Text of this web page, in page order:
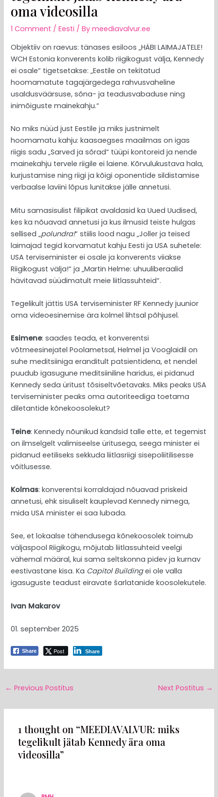
oma videosilla
1 Comment /Eesti / Bymeediavalvur.ee
Objektiiv on raevus: tänases esiloos „HÄBI LAIMAJATELE!
WCH Estonia konverents kolib riigikogust välja, Kennedy
ei osale“ tigetsetakse: „Eestile on tekitatud
hoomamatute tagajärgedega rahvusvaheline
usaldusväärsuse, sõna- ja teadusvabaduse ning
inimõiguste mainekahju.“
No miks nüüd just Eestile ja miks justnimelt
hoomamatu kahju: kaasaegses maailmas on igas
riigis sadu „Sarved ja sõrad“ tüüpi kontoreid ja nende
mainekahju tervele riigile ei laiene. Kõrvulukustava hala,
kurjustamise ning riigi ja kõigi oponentide sildistamise
verbaalse laviini lõpus lunitakse jälle annetusi.
Mitu samasisulist filipikat avaldasid ka Uued Uudised,
kes ka nõuavad annetusi ja kus ilmusid teiste hulgas
sellised „polundra!“ stiilis lood nagu „Joller ja teised
laimajad tegid korvamatut kahju Eesti ja USA suhetele:
USA terviseminister ei osale ja konverents viiakse
Riigikogust välja!“ ja „Martin Helme: uhuuliberaalid
hävitavad süüdimatult meie liitlassuhteid“.
Tegelikult jättis USA terviseminister RF Kennedy juunior
oma videoesinemise ära kolmel lihtsal põhjusel.
Esimene: saades teada, et konverentsi
võtmeesinejatel Poolametsal, Helmel ja Vooglaidil on
suhe meditsiiniga eranditult patsientidena, et nendel
puudub igasugune meditsiiniline haridus, ei pidanud
Kennedy seda üritust tõsiseltvõetavaks. Miks peaks USA
terviseminister peaks oma autoriteediga toetama
diletantide kõnekoosolekut?
Teine: Kennedy nõunikud kandsid talle ette, et tegemist
on ilmselgelt valimiseelse üritusega, seega minister ei
pidanud eetiliseks sekkuda liitlasriigi sisepoliitilisesse
võitlusesse.
Kolmas: konverentsi korraldajad nõuavad priskeid
annetusi, ehk sisuliselt kauplevad Kennedy nimega,
mida USA minister ei saa lubada.
See, et lokaalse tähendusega kõnekoosolek toimub
väljaspool Riigikogu, mõjutab liitlassuhteid veelgi
vähemal määral, kui sama seltskonna pidev ja kurnav
eestivastane kisa. Ka Capitol Buildingei ole valla
igasuguste teadust eiravate šarlatanide koosolekutele.
Ivan Makarov
01. september 2025
Share Post Share
← Previous Postitus Next Postitus →
1 thought on “MEEDIAVALVUR: miks
tegelikult jätab Kennedy ära oma
videosilla”